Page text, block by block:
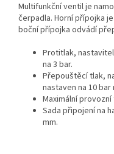
Multifunkční ventil je
čerpadla. Horní přípojka
boční přípojka odvádí
Protitlak,
na 3 bar.
Přepouštěcí tlak,
nastaven na 10 bar
Maximální provozní
Sada připojení na
mm.